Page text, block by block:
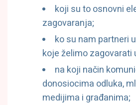
koji su to osnovni
zagovaranja;
ko su nam partneri
koje želimo zagovarati
na koji način
donosiocima odluka,
medijima i građanima;